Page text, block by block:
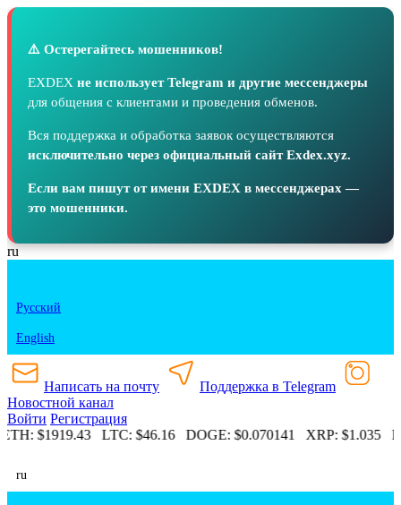
⚠️ Остерегайтесь мошенников!
EXDEX не использует Telegram и другие мессенджеры
для общения с клиентами и проведения обменов.
Вся поддержка и обработка заявок осуществляются
исключительно через официальный сайт Exdex.xyz.
Если вам пишут от имени EXDEX в мессенджерах —
это мошенники.
ru
Русский
English
Написать на почту
Поддержка в Telegram
Новостной канал
Войти Регистрация
$1919.43 LTC:$46.16 DOGE:$0.070141 XRP:$1.035
ru